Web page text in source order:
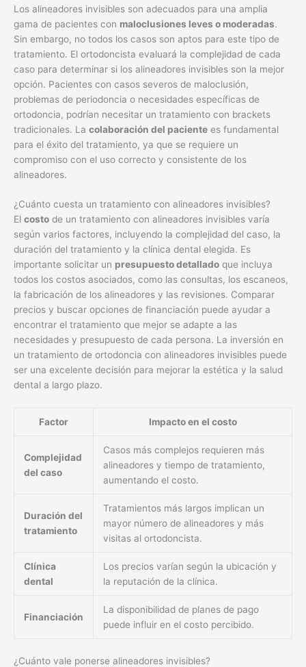
Los alineadores invisibles son adecuados para una amplia
gama de pacientes con maloclusiones leves o moderadas.
Sin embargo, no todos los casos son aptos para este tipo de
tratamiento. El ortodoncista evaluará la complejidad de cada
caso para determinar si los alineadores invisibles son la mejor
opción. Pacientes con casos severos de maloclusión,
problemas de periodoncia o necesidades específicas de
ortodoncia, podrían necesitar un tratamiento con brackets
tradicionales. La colaboración del paciente es fundamental
para el éxito del tratamiento, ya que se requiere un
compromiso con el uso correcto y consistente de los
alineadores.
¿Cuánto cuesta un tratamiento con alineadores invisibles?
El costo de un tratamiento con alineadores invisibles varía
según varios factores, incluyendo la complejidad del caso, la
duración del tratamiento y la clínica dental elegida. Es
importante solicitar un presupuesto detallado que incluya
todos los costos asociados, como las consultas, los escaneos,
la fabricación de los alineadores y las revisiones. Comparar
precios y buscar opciones de financiación puede ayudar a
encontrar el tratamiento que mejor se adapte a las
necesidades y presupuesto de cada persona. La inversión en
un tratamiento de ortodoncia con alineadores invisibles puede
ser una excelente decisión para mejorar la estética y la salud
dental a largo plazo.
Factor Impacto en el costo
Complejidad
del caso
Casos más complejos requieren más
alineadores y tiempo de tratamiento,
aumentando el costo.
Duración del
tratamiento
Tratamientos más largos implican un
mayor número de alineadores y más
visitas al ortodoncista.
Clínica
dental
Los precios varían según la ubicación y
la reputación de la clínica.
Financiación
La disponibilidad de planes de pago
puede influir en el costo percibido.
¿Cuánto vale ponerse alineadores invisibles?